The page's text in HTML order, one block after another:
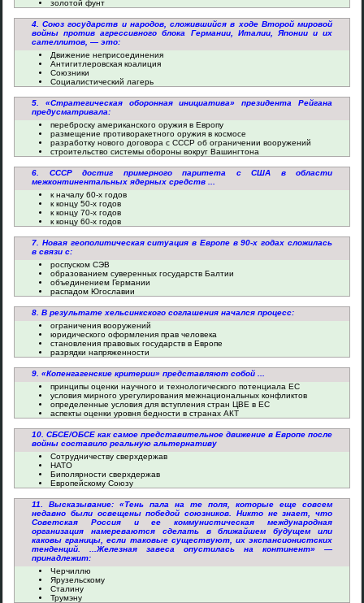
золотой фунт
4. Союз государств и народов, сложившийся в ходе Второй мировой
войны против агрессивного блока Германии, Италии, Японии и их
сателлитов, — это:
Движение неприсоединения
Антигитлеровская коалиция
Союзники
Социалистический лагерь
5. «Стратегическая оборонная инициатива» президента Рейгана
предусматривала:
переброску американского оружия в Европу
размещение противоракетного оружия в космосе
разработку нового договора с СССР об ограничении вооружений
строительство системы обороны вокруг Вашингтона
6. СССР достиг примерного паритета с США в области
межконтинентальных ядерных средств ...
к началу 60-х годов
к концу 50-х годов
к концу 70-х годов
к концу 60-х годов
7. Новая геополитическая ситуация в Европе в 90-х годах сложилась
в связи с:
роспуском СЭВ
образованием суверенных государств Балтии
объединением Германии
распадом Югославии
8. В результате хельсинкского соглашения начался процесс:
ограничения вооружений
юридического оформления прав человека
становления правовых государств в Европе
разрядки напряженности
9. «Копенгагенские критерии» представляют собой ...
принципы оценки научного и технологического потенциала ЕС
условия мирного урегулирования межнациональных конфликтов
определенные условия для вступления стран ЦВЕ в ЕС
аспекты оценки уровня бедности в странах АКТ
10. СБСЕ/ОБСЕ как самое представительное движение в Европе после
войны составило реальную альтернативу
Сотрудничеству сверхдержав
НАТО
Биполярности сверхдержав
Европейскому Союзу
11. Высказывание: «Тень пала на те поля, которые еще совсем
недавно были освещены победой союзников. Никто не знает, что
Советская Россия и ее коммунистическая международная
организация намереваются сделать в ближайшем будущем или
каковы границы, если таковые существуют, их экспансионистских
тенденций. ...Железная завеса опустилась на континент» —
принадлежит:
Черчиллю
Ярузельскому
Сталину
Трумэну